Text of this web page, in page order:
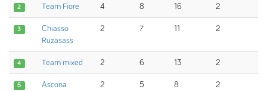
2 Team Fiore 4 8 16 2
3
Chiasso
Rüzasass
2 7 11 2
4 Team mixed 2 6 13 2
5
Ascona
2 5 8 2